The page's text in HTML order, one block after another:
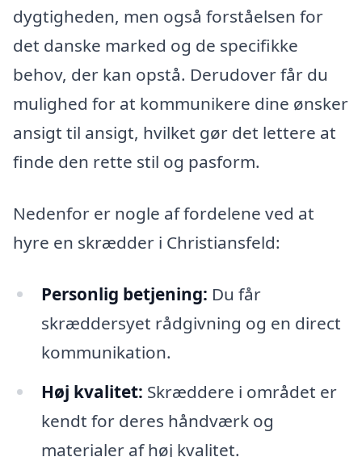
dygtigheden, men også forståelsen for
det danske marked og de specifikke
behov, der kan opstå. Derudover får du
mulighed for at kommunikere dine ønsker
ansigt til ansigt, hvilket gør det lettere at
finde den rette stil og pasform.
Nedenfor er nogle af fordelene ved at
hyre en skrædder i Christiansfeld:
Personlig betjening: Du får
skræddersyet rådgivning og en direct
kommunikation.
Høj kvalitet: Skræddere i området er
kendt for deres håndværk og
materialer af høj kvalitet.